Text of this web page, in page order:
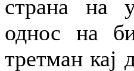
страна на
однос на
третман кај